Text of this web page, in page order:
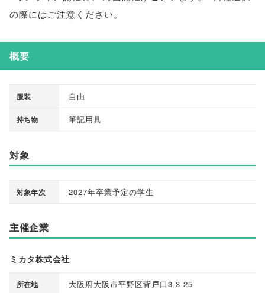
の際にはご注意ください。
概要
服装 自由
持ち物 筆記用具
対象
対象年次 2027年卒業予定の学生
主催企業
ミカタ株式会社
所在地 大阪府大阪市平野区背戸口3-3-25